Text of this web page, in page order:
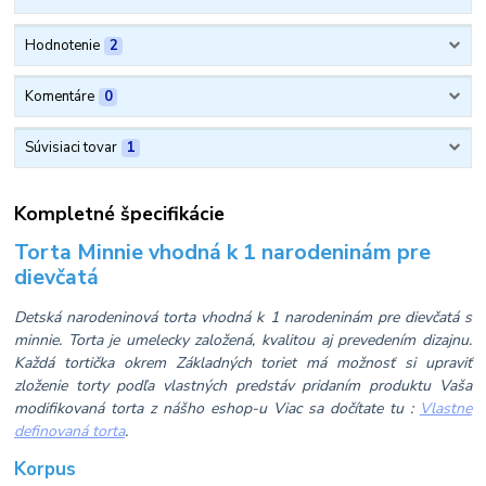
Hodnotenie 2
Komentáre 0
Súvisiaci tovar 1
Kompletné špecifikácie
Torta Minnie vhodná k 1 narodeninám pre
dievčatá
Detská narodeninová torta vhodná k 1 narodeninám pre dievčatá s
minnie. Torta je umelecky založená, kvalitou aj prevedením dizajnu.
Každá tortička okrem Základných toriet má možnosť si upraviť
zloženie torty podľa vlastných predstáv pridaním produktu Vaša
modifikovaná torta z nášho eshop-u Viac sa dočítate tu : Vlastne
definovaná torta.
Korpus